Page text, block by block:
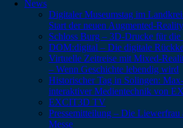
News
Digitaler Museumstag im
Start der neuen Augmented-
Schloss Burg – 3D-Drucke für die
DOM:digital – Die digitale
Virtuelle Zeitreise mit Mixed-
– Wenn Geschichte lebendig wird
Historischer Tag in Solingen:
interaktiver Medientechnik von
EXCIT3D TV
Pressemitteilung – Die Liewerfrau
Messe